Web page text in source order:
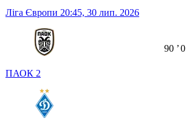
Ліга Європи 20:45, 30 лип. 2026
ПАОК 2
90 ʼ0